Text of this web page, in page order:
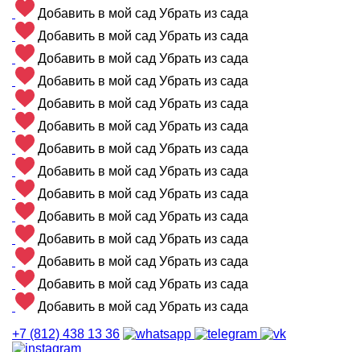
Добавить в мой сад Убрать из сада
Добавить в мой сад Убрать из сада
Добавить в мой сад Убрать из сада
Добавить в мой сад Убрать из сада
Добавить в мой сад Убрать из сада
Добавить в мой сад Убрать из сада
Добавить в мой сад Убрать из сада
Добавить в мой сад Убрать из сада
Добавить в мой сад Убрать из сада
Добавить в мой сад Убрать из сада
Добавить в мой сад Убрать из сада
Добавить в мой сад Убрать из сада
Добавить в мой сад Убрать из сада
Добавить в мой сад Убрать из сада
+7 (812) 438 13 36